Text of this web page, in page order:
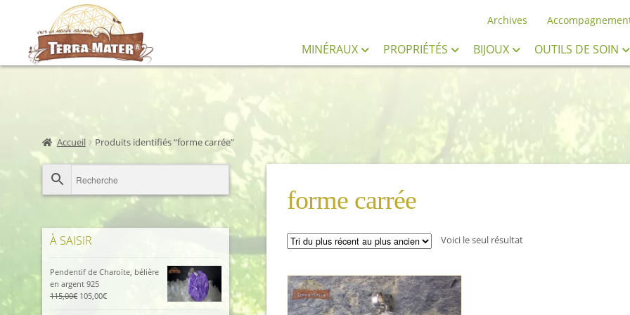
Aller
à
la
Aller
au
contenu
Archives
MINÉRAUX PROPRIÉTÉS BIJOUX OUTILS DE SOIN
Accueil Produits identifiés “forme carrée”
forme carrée
Voici le seul résultat
À SAISIR
Pendentif de Charoïte, bélière
en argent 925
115,00€ Le
105,00€Le